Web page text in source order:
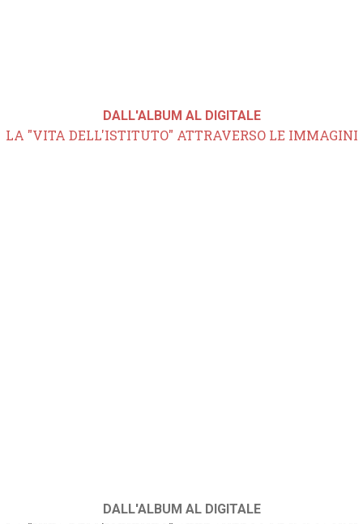
DALL'ALBUM AL DIGITALE
LA "VITA DELL'ISTITUTO" ATTRAVERSO LE IMMAGINI
DALL'ALBUM AL DIGITALE